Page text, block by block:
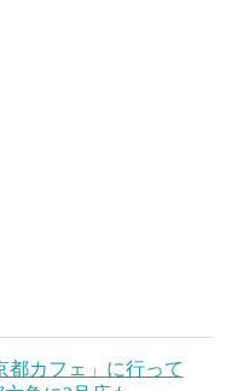
都カフェ」に行って